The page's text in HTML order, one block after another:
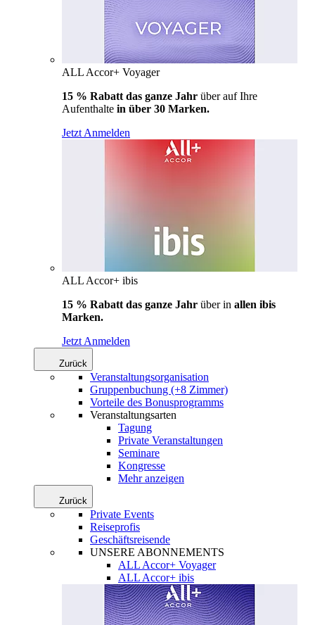
ALL Accor+ Voyager
15 % Rabatt das ganze Jahr über auf Ihre
Aufenthalte in über 30 Marken.
Jetzt Anmelden
ALL Accor+ ibis
15 % Rabatt das ganze Jahr über in allen ibis
Marken.
Jetzt Anmelden
Zurück
Veranstaltungsorganisation
Gruppenbuchung (+8 Zimmer)
Vorteile des Bonusprogramms
Veranstaltungsarten
Tagung
Private Veranstaltungen
Seminare
Kongresse
Mehr anzeigen
Zurück
Private Events
Reiseprofis
Geschäftsreisende
UNSERE ABONNEMENTS
ALL Accor+ Voyager
ALL Accor+ ibis